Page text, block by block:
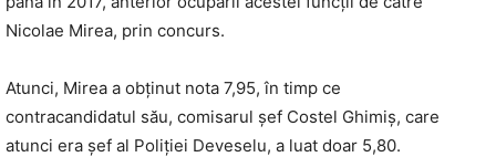
Nicolae Mirea, prin concurs.
Atunci, Mirea a obținut nota 7,95, în timp ce
contracandidatul său, comisarul şef Costel Ghimiș, care
atunci era șef al Poliției Deveselu, a luat doar 5,80.